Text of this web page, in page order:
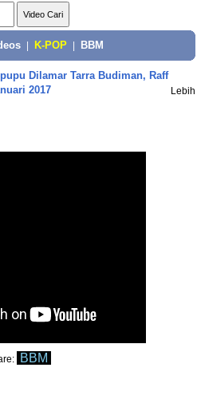
K-POP BBM
Dilamar Tarra Budiman, Raff
2017
Lebih
BBM